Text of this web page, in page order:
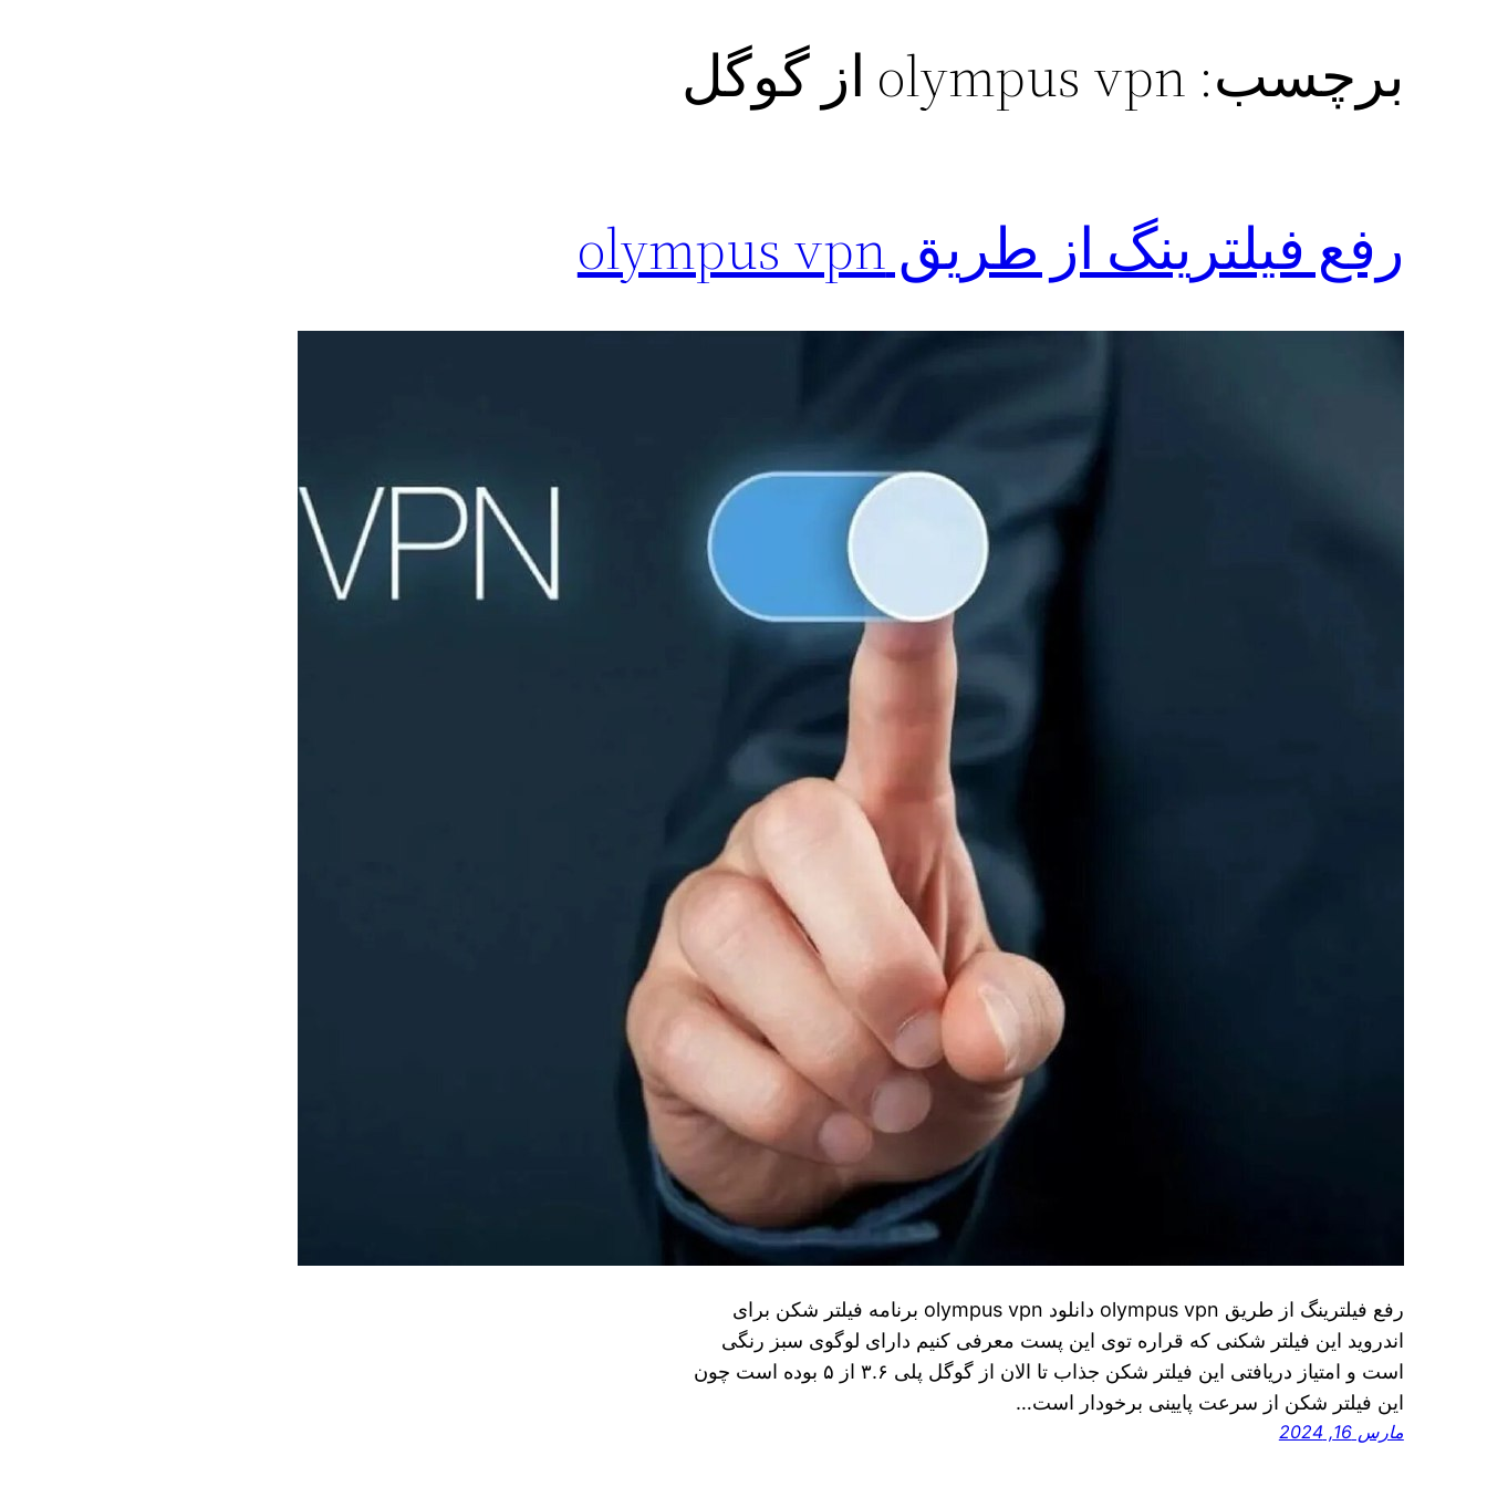
برچسب: olympus vpn از گوگل
رفع فیلترینگ از طریق olympus vpn
رفع فیلترینگ از طریق olympus vpn دانلود olympus vpn برنامه فیلتر شکن برای
اندروید این فیلتر شکنی که قراره توی اين پست معرفی کنیم دارای لوگوی سبز رنگی
است و امتیاز دریافتی این فیلتر شکن جذاب تا الان از گوگل پلی ۳.۶ از ۵ بوده است چون
این فیلتر شکن از سرعت پایینی برخودار است…
مارس 16, 2024